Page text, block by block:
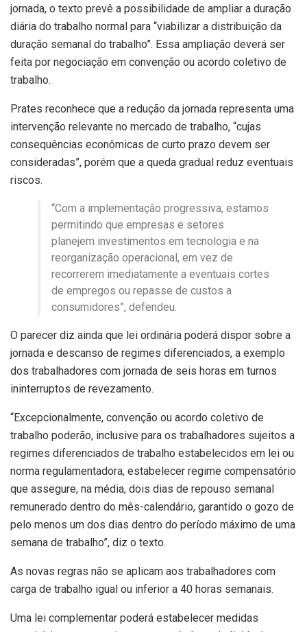
jornada, o texto prevê a possibilidade de ampliar a duração
diária do trabalho normal para “viabilizar a distribuição da
duração semanal do trabalho”. Essa ampliação deverá ser
feita por negociação em convenção ou acordo coletivo de
trabalho.
Prates reconhece que a redução da jornada representa uma
intervenção relevante no mercado de trabalho, “cujas
consequências econômicas de curto prazo devem ser
consideradas”, porém que a queda gradual reduz eventuais
riscos.
“Com a implementação progressiva, estamos
permitindo que empresas e setores
planejem investimentos em tecnologia e na
reorganização operacional, em vez de
recorrerem imediatamente a eventuais cortes
de empregos ou repasse de custos a
consumidores”, defendeu.
O parecer diz ainda que lei ordinária poderá dispor sobre a
jornada e descanso de regimes diferenciados, a exemplo
dos trabalhadores com jornada de seis horas em turnos
ininterruptos de revezamento.
“Excepcionalmente, convenção ou acordo coletivo de
trabalho poderão, inclusive para os trabalhadores sujeitos a
regimes diferenciados de trabalho estabelecidos em lei ou
norma regulamentadora, estabelecer regime compensatório
que assegure, na média, dois dias de repouso semanal
remunerado dentro do mês-calendário, garantido o gozo de
pelo menos um dos dias dentro do período máximo de uma
semana de trabalho”, diz o texto.
As novas regras não se aplicam aos trabalhadores com
carga de trabalho igual ou inferior a 40 horas semanais.
Uma lei complementar poderá estabelecer medidas